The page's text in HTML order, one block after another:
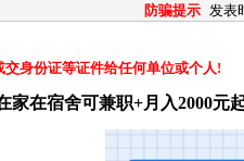
防骗提示 发表
身份证等证件给任何单位或个人!
家在宿舍可兼职+月入2000元